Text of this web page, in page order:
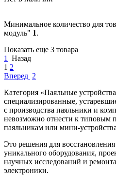
Минимальное количество для
модуль" 1.
Показать еще 3 товара
1
Назад
1 2
Вперед 2
Категория «Паяльные
специализированные,
с производства паяльники и
невозможно отнести к типовым
паяльникам или мини-
Это решения для
уникального оборудования,
научных исследований и
электроники.